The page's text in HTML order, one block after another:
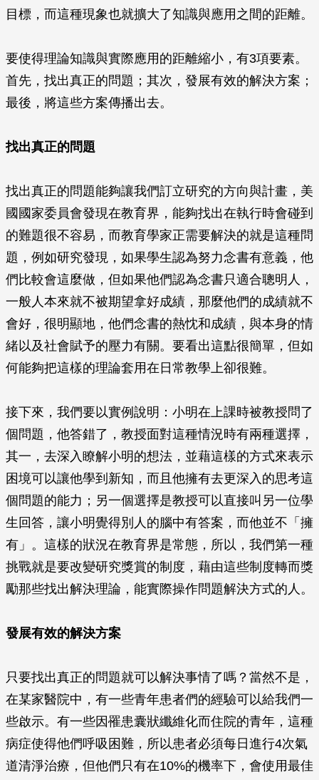
目標，而這種現象也就擴大了知識與應用之間的距離。
要使得理論知識與實際應用的距離縮小，有3項要素。
首先，找出真正的問題；其次，發展有效的解決方案；
最後，將這些方案傳播出去。
找出真正的問題
找出真正的問題能夠讓我們訂立研究的方向與計畫，美
國國家委員會發現在教育界，能夠找出在執行時會碰到
的難題很不容易，而教育學家正需要解決的就是這種問
題，例如研究發現，如果學生認為努力念書有意義，他
們比較會這麼做，但如果他們認為念書只適合聰明人，
一般人本來就不被期望拿好成績，那麼他們的成績就不
會好，很明顯地，他們念書的熱忱和成績，與本身的情
緒以及社會賦予的壓力有關。要看出這點很簡單，但如
何能夠把這樣的理論套用在日常教學上卻很難。
接下來，我們要以實例說明：小明在上課時被教授問了
個問題，他答錯了，教授面對這種情況時有兩種選擇，
其一，去深入瞭解小明的想法，並藉這樣的方式來表示
困境可以讓他學到新知，而且他擁有去更深入的思考這
個問題的能力；另一個選擇是教授可以直接叫另一位學
生回答，讓小明覺得別人的腦中有答案，而他並不「擁
有」。這樣的狀況在教育界是常態，所以，我們第一種
挑戰就是要改變研究獎賞的制度，藉由這些制度轉而獎
勵那些找出解決理論，能實際操作問題解決方式的人。
發展有效的解決方案
只要找出真正的問題就可以解決事情了嗎？當然不是，
在某家醫院中，有一些青年患者們的經驗可以給我們一
些啟示。有一些因罹患囊狀纖維化而住院的青年，這種
病症使得他們呼吸困難，所以患者必須每日進行4次氣
道清淨治療，但他們只有在10%的機率下，會使用最佳